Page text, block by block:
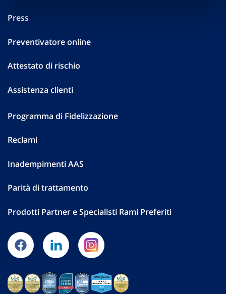
Press
Preventivatore online
Attestato di rischio
Assistenza clienti
Programma di Fidelizzazione
Reclami
Inadempimenti AAS
Parità di trattamento
Prodotti Partner e Specialisti Rami Preferiti